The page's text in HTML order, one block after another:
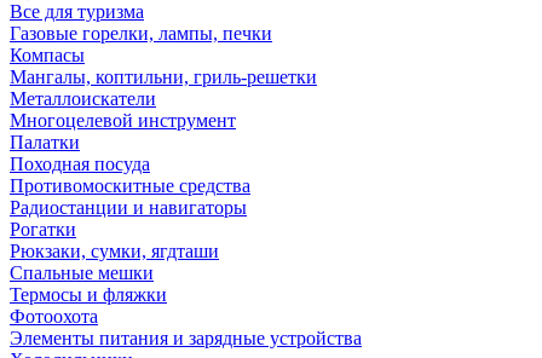
Все для туризма
Газовые горелки, лампы, печки
Компасы
Мангалы, коптильни, гриль-решетки
Металлоискатели
Многоцелевой инструмент
Палатки
Походная посуда
Противомоскитные средства
Радиостанции и навигаторы
Рогатки
Рюкзаки, сумки, ягдташи
Спальные мешки
Термосы и фляжки
Фотоохота
Элементы питания и зарядные устройства